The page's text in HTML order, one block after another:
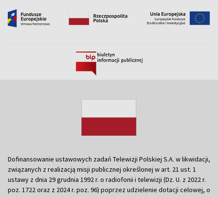
Dofinansowanie ustawowych zadań Telewizji Polskiej S.A. w likwidacji,
związanych z realizacją misji publicznej określonej w art. 21 ust. 1
ustawy z dnia 29 grudnia 1992 r. o radiofonii i telewizji (Dz. U. z 2022 r.
poz. 1722 oraz z 2024 r. poz. 96) poprzez udzielenie dotacji celowej, o